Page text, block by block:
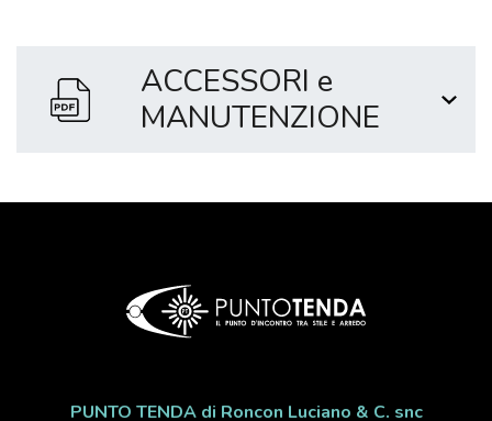
ACCESSORI e
MANUTENZIONE
PUNTO TENDA di Roncon Luciano & C. snc